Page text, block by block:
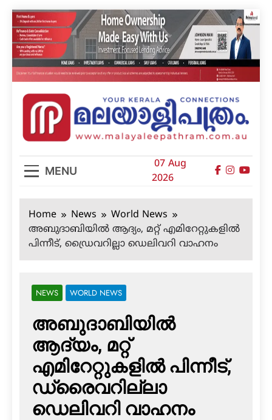
Skip
to
content
മലയാളിപത്രം
MENU
07 Aug
2026
Home News
World News
അബുദാബിയില്‍ ആദ്യം, മറ്റ് എമിറേറ്റുകളില്‍
പിന്നീട്, ഡ്രൈവറില്ലാ ഡെലിവറി വാഹനം
NEWS WORLD NEWS
അബുദാബിയില്‍
ആദ്യം, മറ്റ്
എമിറേറ്റുകളില്‍ പിന്നീട്,
ഡ്രൈവറില്ലാ
ഡെലിവറി വാഹനം